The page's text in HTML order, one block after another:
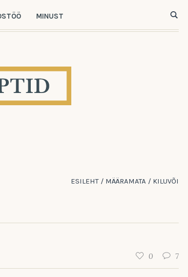
MINUST
ESILEHT / MÄÄRAMATA / KILUVÕI
7
0